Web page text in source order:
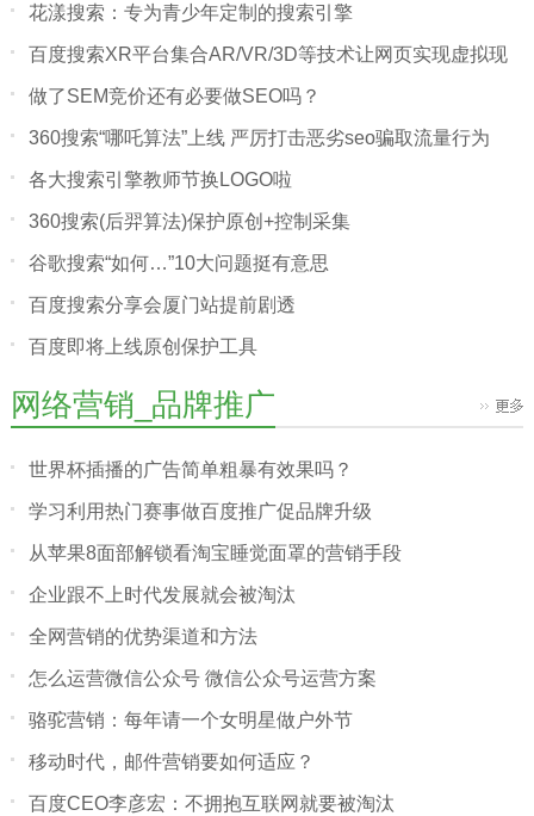
花漾搜索：专为青少年定制的搜索引擎
百度搜索XR平台集合AR/VR/3D等技术让网页实现虚拟现
实
做了SEM竞价还有必要做SEO吗？
360搜索“哪吒算法”上线 严厉打击恶劣seo骗取流量行为
各大搜索引擎教师节换LOGO啦
360搜索(后羿算法)保护原创+控制采集
谷歌搜索“如何…”10大问题挺有意思
百度搜索分享会厦门站提前剧透
百度即将上线原创保护工具
网络营销_品牌推广
世界杯插播的广告简单粗暴有效果吗？
学习利用热门赛事做百度推广促品牌升级
从苹果8面部解锁看淘宝睡觉面罩的营销手段
企业跟不上时代发展就会被淘汰
全网营销的优势渠道和方法
怎么运营微信公众号 微信公众号运营方案
骆驼营销：每年请一个女明星做户外节
移动时代，邮件营销要如何适应？
百度CEO李彦宏：不拥抱互联网就要被淘汰